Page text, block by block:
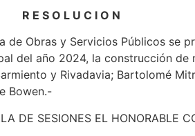
R E S O L U C I O N
Obras y Servicios Públicos se
del año 2024, la construcción
y Rivadavia; Bartolomé
Bowen.-
SESIONES EL HONORABLE